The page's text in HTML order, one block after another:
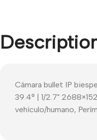
Cámara bullet IP
39.4° | 1/2.7"
vehículo/humano,